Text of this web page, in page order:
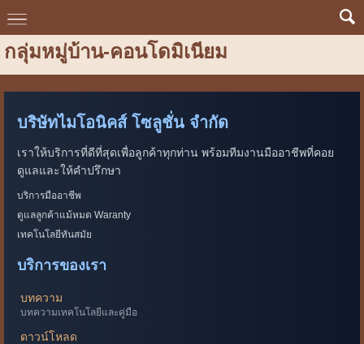
กลุ่มหมู่บ้าน-คอนโดมิเนียม
บริษัทไมโอนิคส์ โซลูชั่น จำกัด
เราให้บริการที่ดีที่สุดเพื่อลูกค้าทุกท่าน พร้อมทีมงานมืออาชีพที่คอย
ดูแลและให้คำปรึกษา
บริการมืออาชีพ
ดูแลลูกค้าแม้หมด Waranty
เทคโนโลยีทันสมัย
บริการของเรา
บทความ
บทความเทคโนโลยีและคู่มือ
ดาวน์โหลด